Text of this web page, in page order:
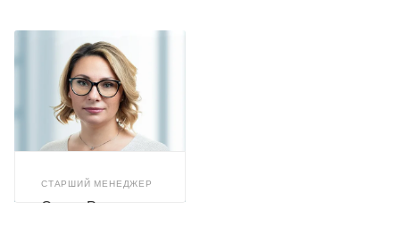
СТАРШИЙ МЕНЕДЖЕР
Олеся Романюк